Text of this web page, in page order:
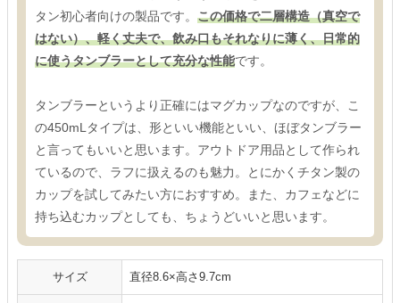
タン初心者向けの製品です。 この価格で二層構造（真空で
はない）、軽く丈夫で、飲み口もそれなりに薄く、日常的
に使うタンブラーとして充分な性能です。
タンブラーというより正確にはマグカップなのですが、こ
の450mLタイプは、形といい機能といい、ほぼタンブラー
と言ってもいいと思います。アウトドア用品として作られ
ているので、ラフに扱えるのも魅力。とにかくチタン製の
カップを試してみたい方におすすめ。また、カフェなどに
持ち込むカップとしても、ちょうどいいと思います。
サイズ 直径8.6×高さ9.7cm